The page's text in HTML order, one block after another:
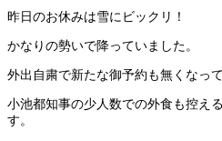
昨日のお休みは雪にビックリ！
かなりの勢いで降っていました。
外出自粛で新たな御予約も無くなっ
小池都知事の少人数での外食も控え
す。